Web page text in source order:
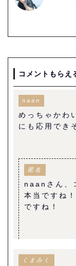
コメントもらえ
naan
めっちゃかわ
にも応用でき
匿名
naanさん、
本当ですね
ですね！
くまみく